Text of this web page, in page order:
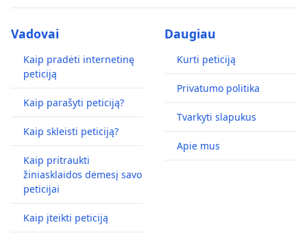
Vadovai
Kaip pradėti internetinę
peticiją
Kaip parašyti peticiją?
Kaip skleisti peticiją?
Kaip pritraukti
žiniasklaidos dėmesį savo
peticijai
Kaip įteikti peticiją
Daugiau
Kurti peticiją
Privatumo politika
Tvarkyti slapukus
Apie mus